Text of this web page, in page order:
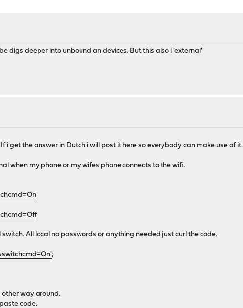
digs deeper into unbound an devices. But this also i 'external'
i get the answer in Dutch i will post it here so everybody can make use of it.
when my phone or my wifes phone connects to the wifi.
All local no passwords or anything needed just curl the code.
;
other way around.
code.